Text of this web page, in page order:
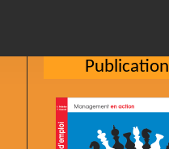
Publication